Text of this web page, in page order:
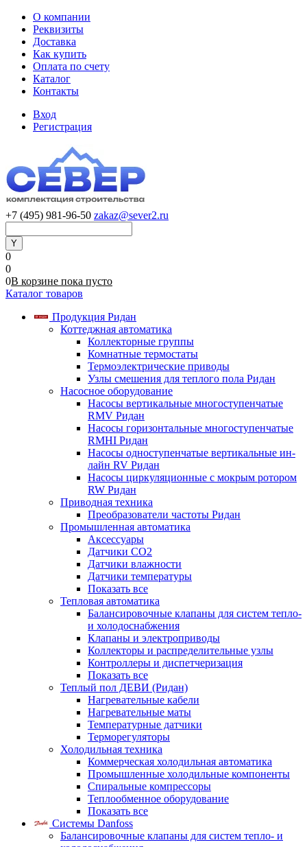
О компании
Реквизиты
Доставка
Как купить
Оплата по счету
Каталог
Контакты
Вход
Регистрация
+7 (495) 981-96-50 zakaz@sever2.ru
0
0
0В корзине пока пусто
Каталог товаров
Продукция Ридан
Коттеджная автоматика
Коллекторные группы
Комнатные термостаты
Термоэлектрические приводы
Узлы смешения для теплого пола Ридан
Насосное оборудование
Насосы вертикальные многоступенчатые
RMV Ридан
Насосы горизонтальные многоступенчатые
RMHI Ридан
Насосы одноступенчатые вертикальные ин-
лайн RV Ридан
Насосы циркуляционные с мокрым ротором
RW Ридан
Приводная техника
Преобразователи частоты Ридан
Промышленная автоматика
Аксессуары
Датчики CO2
Датчики влажности
Датчики температуры
Показать все
Тепловая автоматика
Балансировочные клапаны для систем тепло-
и холодоснабжения
Клапаны и электроприводы
Коллекторы и распределительные узлы
Контроллеры и диспетчеризация
Показать все
Теплый пол ДЕВИ (Ридан)
Нагревательные кабели
Нагревательные маты
Температурные датчики
Терморегуляторы
Холодильная техника
Коммерческая холодильная автоматика
Промышленные холодильные компоненты
Спиральные компрессоры
Теплообменное оборудование
Показать все
Системы Danfoss
Балансировочные клапаны для систем тепло- и